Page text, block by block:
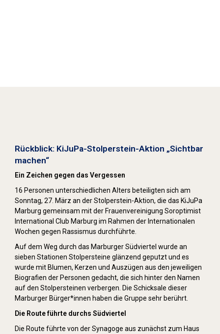
Rückblick: KiJuPa-Stolperstein-Aktion „Sichtbar
machen“
Ein Zeichen gegen das Vergessen
16 Personen unterschiedlichen Alters beteiligten sich am
Sonntag, 27. März an der Stolperstein-Aktion, die das KiJuPa
Marburg gemeinsam mit der Frauenvereinigung Soroptimist
International Club Marburg im Rahmen der Internationalen
Wochen gegen Rassismus durchführte.
Auf dem Weg durch das Marburger Südviertel wurde an
sieben Stationen Stolpersteine glänzend geputzt und es
wurde mit Blumen, Kerzen und Auszügen aus den jeweiligen
Biografien der Personen gedacht, die sich hinter den Namen
auf den Stolpersteinen verbergen. Die Schicksale dieser
Marburger Bürger*innen haben die Gruppe sehr berührt.
Die Route führte durchs Südviertel
Die Route führte von der Synagoge aus zunächst zum Haus